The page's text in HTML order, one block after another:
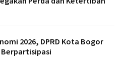
2026, DPRD Kota Bogor
Berpartisipasi